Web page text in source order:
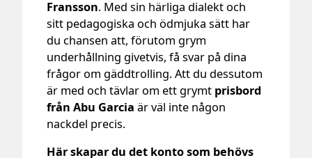
Fransson. Med sin härliga dialekt och
sitt pedagogiska och ödmjuka sätt har
du chansen att, förutom grym
underhållning givetvis, få svar på dina
frågor om gäddtrolling. Att du dessutom
är med och tävlar om ett grymt prisbord
från Abu Garcia är väl inte någon
nackdel precis.
Här skapar du det konto som behövs